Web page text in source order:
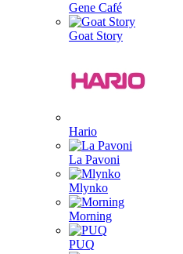
Gene Café
Goat Story
Hario
La Pavoni
Mlynko
Morning
PUQ